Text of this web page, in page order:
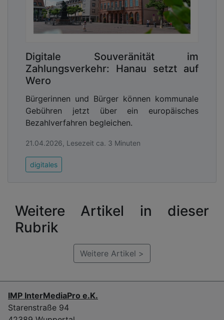
Digitale Souveränität im
Zahlungsverkehr: Hanau setzt auf
Wero
Bürgerinnen und Bürger können kommunale
Gebühren jetzt über ein europäisches
Bezahlverfahren begleichen.
21.04.2026, Lesezeit ca. 3 Minuten
digitales
Weitere Artikel in dieser
Rubrik
Weitere Artikel >
IMP InterMediaPro e.K.
Starenstraße 94